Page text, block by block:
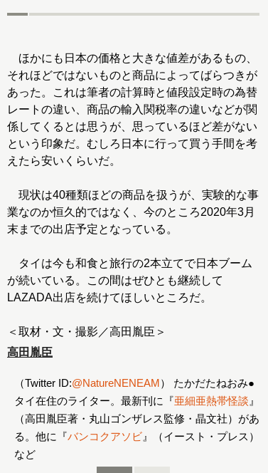
ほかにも日本の価格と大きな値差があるもの、
それほどではないものと商品によってばらつきが
あった。これは筆者の計算時と値段設定時の為替
レートの違い、商品の輸入関税率の違いなどが関
係してくるとは思うが、思っているほど差がない
という印象だ。むしろ日本に行って買う手間を考
えたら安いくらいだ。
現状は40種類ほどの商品を扱うが、実験的な事
業なのか恒久的ではなく、今のところ2020年3月
末までの出店予定となっている。
タイは今も和食と旅行の2本立てで日本ブーム
が続いている。この間はぜひとも継続して
LAZADA出店を続けてほしいところだ。
高田胤臣
（Twitter ID:@NatureNENEAM） たかだたねおみ●
タイ在住のライター。最新刊に『亜細亜熱帯怪談 』
（高田胤臣著・丸山ゴンザレス監修・晶文社）があ
る。他に『バンコクアソビ 』（イースト・プレス）
など